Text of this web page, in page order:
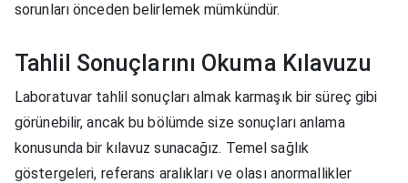
sorunları önceden belirlemek mümkündür.
Tahlil Sonuçlarını Okuma Kılavuzu
Laboratuvar tahlil sonuçları almak karmaşık bir süreç gibi
görünebilir, ancak bu bölümde size sonuçları anlama
konusunda bir kılavuz sunacağız. Temel sağlık
göstergeleri, referans aralıkları ve olası anormallikler